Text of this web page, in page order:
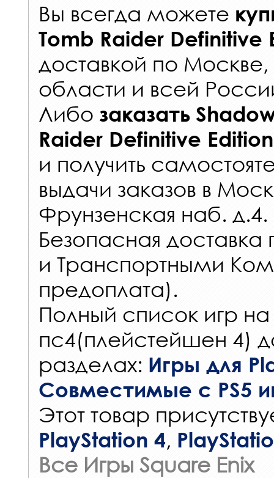
Вы всегда можете
Tomb Raider Definitive
доставкой по
области и всей
Либо заказать
Raider Definitive
и получить
выдачи заказов в
Фрунзенская наб. д.4.
Безопасная
и Транспортными
предоплата).
Полный список игр на
пс4(плейстейшен 4)
разделах: Игры для
Совместимые с PS5
Этот товар
PlayStation 4,
Все Игры Square Enix